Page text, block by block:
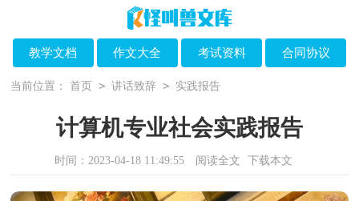
教学文档 作文大全 考试资料 合同协议
当前位置： 首页 > 讲话致辞 > 实践报告
计算机专业社会实践报告
时间：2023-04-18 11:49:55 阅读全文 下载本文